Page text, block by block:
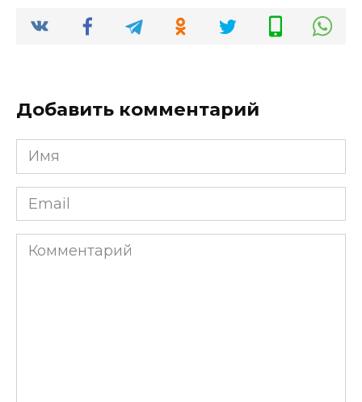
Добавить комментарий
Имя
*
Email
*
Комментарий